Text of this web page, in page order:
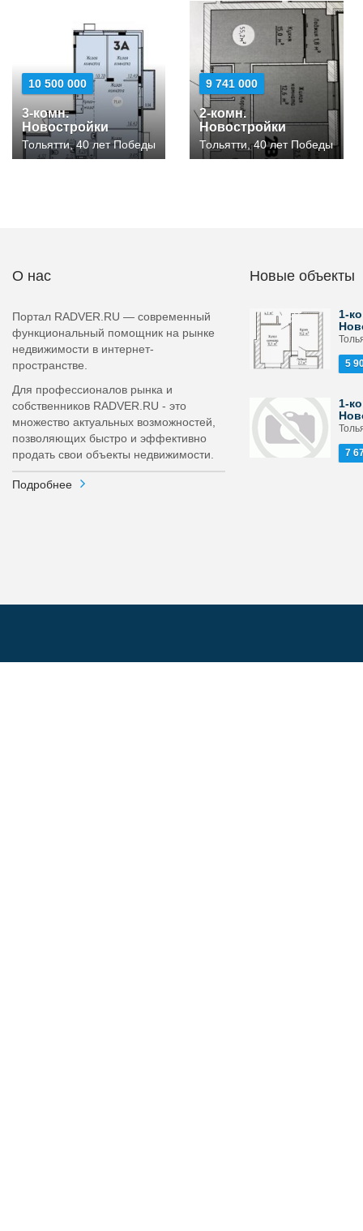
10 500 000
3-комн.
Новостройки
Тольятти, 40 лет Победы
9 741 000
2-комн.
Новостройки
Тольятти, 40 лет Победы
О нас
Портал RADVER.RU — современный
функциональный помощник на рынке
недвижимости в интернет-
пространстве.
Для профессионалов рынка и
собственников RADVER.RU - это
множество актуальных возможностей,
позволяющих быстро и эффективно
продать свои объекты недвижимости.
Подробнее
Новые объекты
1-
5
1-
7